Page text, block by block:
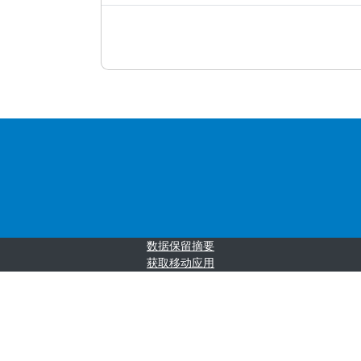
‎数据保留摘要‎
获取移动应用